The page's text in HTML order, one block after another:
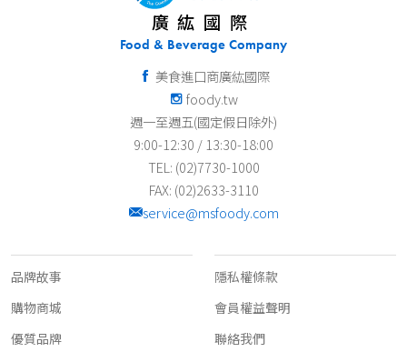
廣紘國際
Food & Beverage Company
美食進口商廣紘國際
foody.tw
週一至週五(國定假日除外)
9:00-12:30 / 13:30-18:00
TEL: (02)7730-1000
FAX: (02)2633-3110
service@msfoody.com
品牌故事
購物商城
優質品牌
隱私權條款
會員權益聲明
聯絡我們